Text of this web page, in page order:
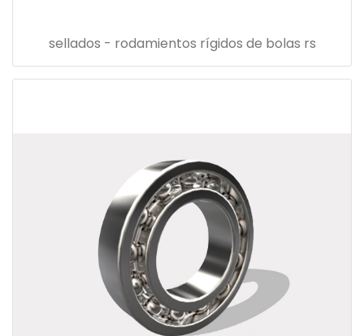
sellados - rodamientos rígidos de bolas rs